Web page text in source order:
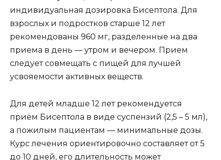
индивидуальная дозировка Бисептола. Для
взрослых и подростков старше 12 лет
рекомендованы 960 мг, разделенные на два
приема в день — утром и вечером. Прием
следует совмещать с пищей для лучшей
усвояемости активных веществ.
Для детей младше 12 лет рекомендуется
приём Бисептола в виде суспензий (2,5 – 5 мл),
а пожилым пациентам — минимальные дозы.
Курс лечения ориентировочно составляет от 5
до 10 дней, его длительность может